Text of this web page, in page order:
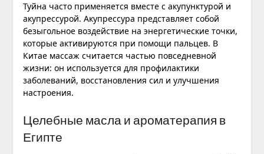
Туйна часто применяется вместе с акупунктурой и
акупрессурой. Акупрессура представляет собой
безыгольное воздействие на энергетические точки,
которые активируются при помощи пальцев. В
Китае массаж считается частью повседневной
жизни: он используется для профилактики
заболеваний, восстановления сил и улучшения
настроения.
Целебные масла и ароматерапия в
Египте